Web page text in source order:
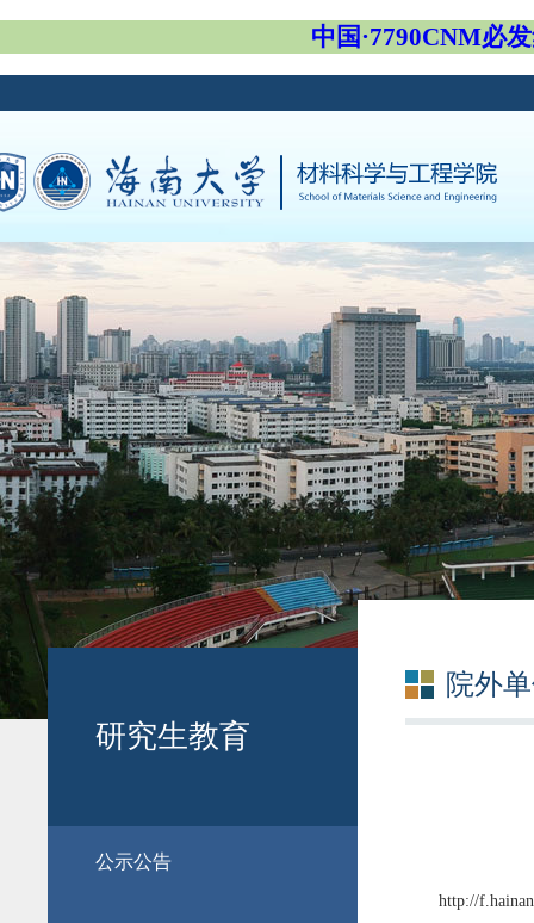
中国·7790CNM必
研究生教育
公示公告
院外
http://